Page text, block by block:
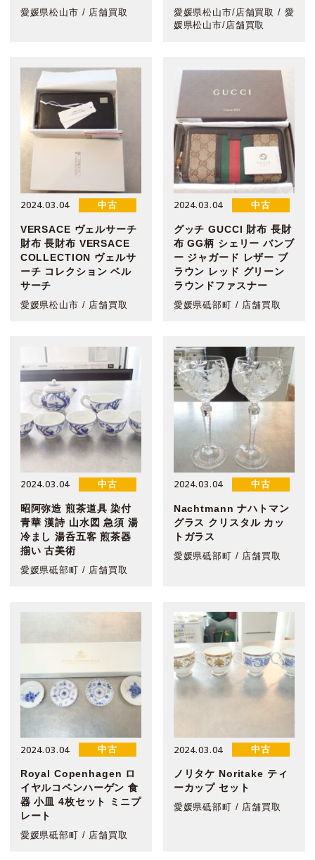
愛媛県松山市 / 店舗買取
愛媛県松山市/店舗買取 / 愛
媛県松山市/店舗買取
2024.03.04 中古
VERSACE ヴェルサーチ
財布 長財布 VERSACE
COLLECTION ヴェルサ
ーチ コレクション ベル
サーチ
愛媛県松山市 / 店舗買取
2024.03.04 中古
グッチ GUCCI 財布 長財
布 GG柄 シェリー バンブ
ー ジャガード レザー ブ
ラウン レッド グリーン
ラウンドファスナー
愛媛県砥部町 / 店舗買取
2024.03.04 中古
昭阿弥造 煎茶道具 染付
青華 漢詩 山水図 急須 湯
冷まし 湯呑五客 煎茶器
揃い 古美術
愛媛県砥部町 / 店舗買取
2024.03.04 中古
Nachtmann ナハトマン
グラス クリスタル カッ
トガラス
愛媛県砥部町 / 店舗買取
2024.03.04 中古
Royal Copenhagen ロ
イヤルコペンハーゲン 食
器 小皿 4枚セット ミニプ
レート
愛媛県砥部町 / 店舗買取
2024.03.04 中古
ノリタケ Noritake ティ
ーカップ セット
愛媛県砥部町 / 店舗買取